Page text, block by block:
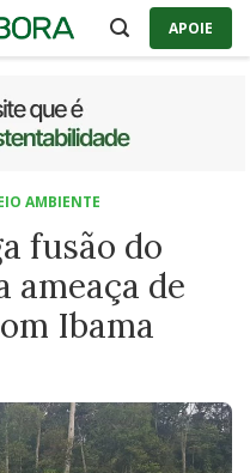
APOIE
AMBIENTE
fusão do
ameaça de
Ibama